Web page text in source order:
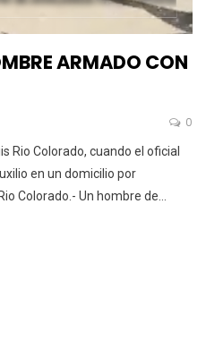
ARMADO CON
0
Rio Colorado, cuando el oficial
en un domicilio por
Colorado.- Un hombre de